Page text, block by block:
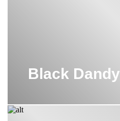
Black Dandy